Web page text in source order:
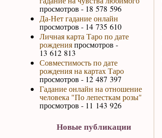
просмотров - 18 578 596
Да-Нет гадание онлайн
просмотров - 14 735 610
Личная карта Таро по дате
рожденияпросмотров -
13 612 813
Совместимость по дате
рождения на картах Таро
просмотров - 12 487 397
Гадание онлайн на отношение
человека "По лепесткам розы"
просмотров - 11 143 926
Новые публикации